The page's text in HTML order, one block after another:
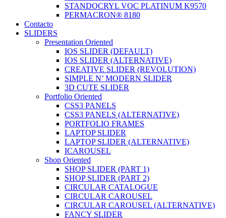
STANDOCRYL VOC PLATINUM K9570
PERMACRON® 8180
Contacto
SLIDERS
Presentation Oriented
IOS SLIDER (DEFAULT)
IOS SLIDER (ALTERNATIVE)
CREATIVE SLIDER (REVOLUTION)
SIMPLE N’ MODERN SLIDER
3D CUTE SLIDER
Portfolio Oriented
CSS3 PANELS
CSS3 PANELS (ALTERNATIVE)
PORTFOLIO FRAMES
LAPTOP SLIDER
LAPTOP SLIDER (ALTERNATIVE)
ICAROUSEL
Shop Oriented
SHOP SLIDER (PART 1)
SHOP SLIDER (PART 2)
CIRCULAR CATALOGUE
CIRCULAR CAROUSEL
CIRCULAR CAROUSEL (ALTERNATIVE)
FANCY SLIDER